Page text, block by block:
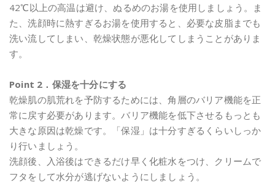
42℃以上の高温は避け、ぬるめのお湯を使用しましょう。ま
た、洗顔時に熱すぎるお湯を使用すると、必要な皮脂までも
洗い流してしまい、乾燥状態が悪化してしまうことがありま
す。
Point 2．保湿を十分にする
乾燥肌の肌荒れを予防するためには、角層のバリア機能を正
常に戻す必要があります。バリア機能を低下させるもっとも
大きな原因は乾燥です。「保湿」は十分すぎるくらいしっか
り行いましょう。
洗顔後、入浴後はできるだけ早く化粧水をつけ、クリームで
フタをして水分が逃げないようにしましょう。